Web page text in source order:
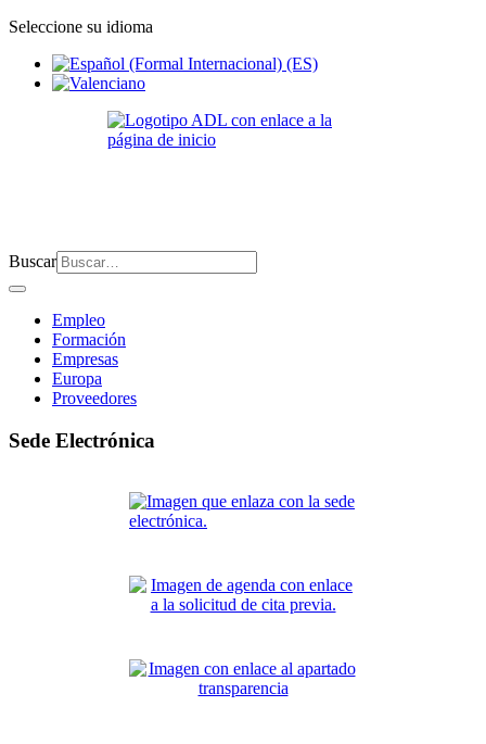
Seleccione su idioma
Buscar
Empleo
Formación
Empresas
Europa
Proveedores
Sede Electrónica